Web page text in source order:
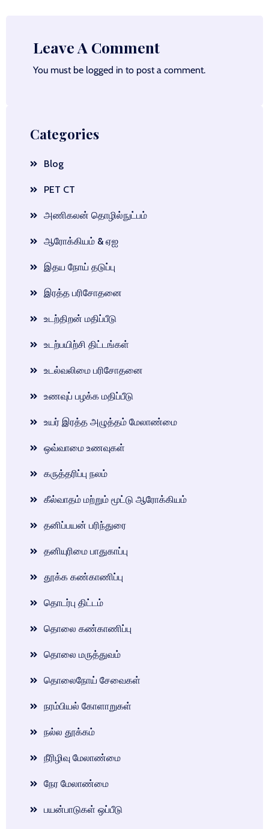
Leave A Comment
You must be logged in to post a comment.
Categories
Blog
PET CT
அணிகலன் தொழில்நுட்பம்
ஆரோக்கியம் & ஏஐ
இதய நோய் தடுப்பு
இரத்த பரிசோதனை
உடற்திறன் மதிப்பீடு
உடற்பயிற்சி திட்டங்கள்
உடல்வலிமை பரிசோதனை
உணவுப் பழக்க மதிப்பீடு
உயர் இரத்த அழுத்தம் மேலாண்மை
ஒவ்வாமை உணவுகள்
கருத்தரிப்பு நலம்
கீல்வாதம் மற்றும் மூட்டு ஆரோக்கியம்
தனிப்பயன் பரிந்துரை
தனியுரிமை பாதுகாப்பு
தூக்க கண்காணிப்பு
தொடர்பு திட்டம்
தொலை கண்காணிப்பு
தொலை மருத்துவம்
தொலைநோய் சேவைகள்
நரம்பியல் கோளாறுகள்
நல்ல தூக்கம்
நீரிழிவு மேலாண்மை
நேர மேலாண்மை
பயன்பாடுகள் ஒப்பீடு